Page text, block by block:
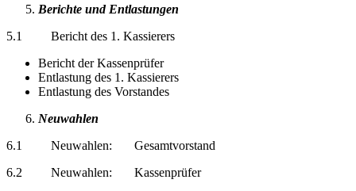
Berichte und Entlastungen
5.1 Bericht des 1. Kassierers
Bericht der Kassenprüfer
Entlastung des 1. Kassierers
Entlastung des Vorstandes
Neuwahlen
6.1 Neuwahlen: Gesamtvorstand
6.2 Neuwahlen: Kassenprüfer